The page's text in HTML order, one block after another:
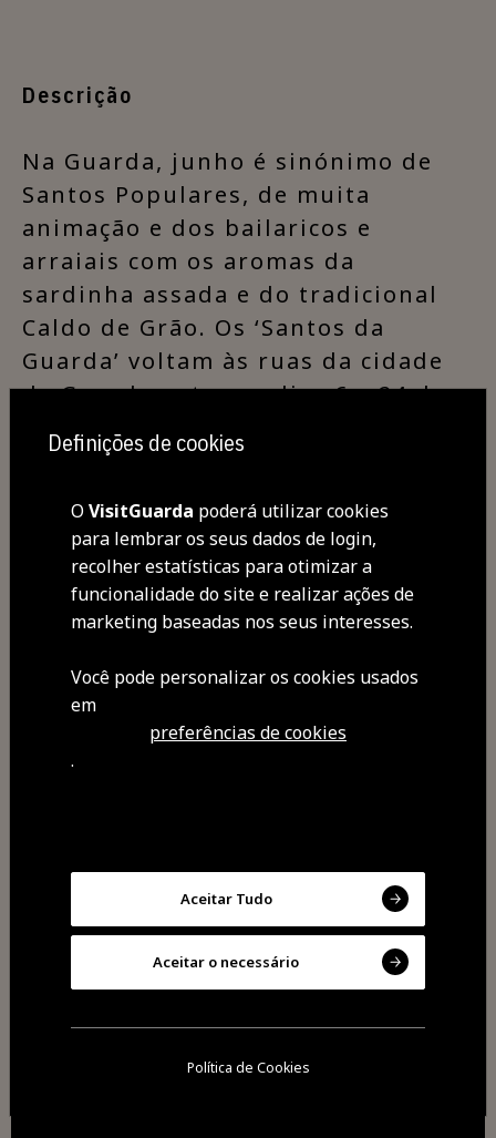
Descrição
​Na Guarda, junho é sinónimo de
Santos Populares, de muita
animação e dos bailaricos e
arraiais com os aromas da
sardinha assada e do tradicional
Caldo de Grão. Os ‘Santos da
Guarda’ voltam às ruas da cidade
da Guarda entre os dias 6 e 24 de
junho.
Partilhar
Definições de cookies
OVisitGuarda poderá utilizar cookies
para lembrar os seus dados de login,
recolher estatísticas para otimizar a
funcionalidade do site e realizar ações de
marketing baseadas nos seus interesses.
Você pode personalizar os cookies usados ​​
em
preferências de cookies
.
Aceitar Tudo
Aceitar o necessário
Política de Cookies